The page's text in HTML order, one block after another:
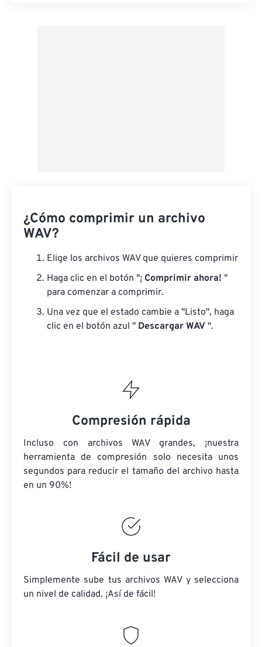
¿Cómo comprimir un archivo
WAV?
Elige los archivos WAV que quieres comprimir
Haga clic en el botón "¡ Comprimir ahora! "
para comenzar a comprimir.
Una vez que el estado cambie a "Listo", haga
clic en el botón azul " Descargar WAV ".
Compresión rápida
Incluso con archivos WAV grandes, ¡nuestra
herramienta de compresión solo necesita unos
segundos para reducir el tamaño del archivo hasta
en un 90%!
Fácil de usar
Simplemente sube tus archivos WAV y selecciona
un nivel de calidad. ¡Así de fácil!